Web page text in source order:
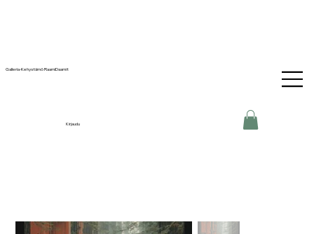
Galleria-Kehystämö RaamiDaamit
Kirjaudu